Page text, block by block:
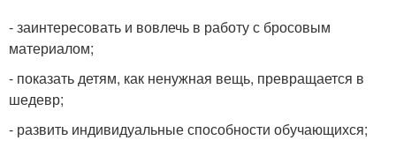
- заинтересовать и вовлечь в работу с бросовым
материалом;
- показать детям, как ненужная вещь, превращается в
шедевр;
- развить индивидуальные способности обучающихся;